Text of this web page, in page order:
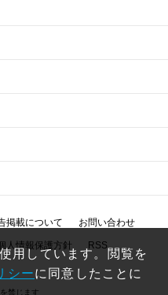
掲載について お問い合わせ
人情報保護方針 RSS
禁じます
用しています。閲覧を
シーに同意したことに